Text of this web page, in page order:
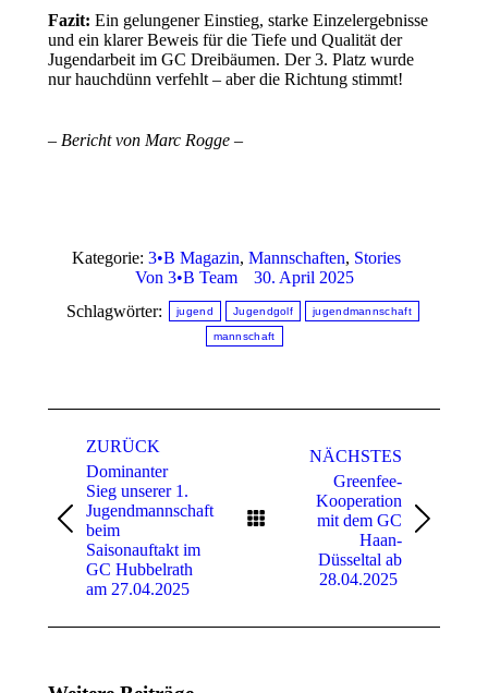
Fazit: Ein gelungener Einstieg, starke Einzelergebnisse
und ein klarer Beweis für die Tiefe und Qualität der
Jugendarbeit im GC Dreibäumen. Der 3. Platz wurde
nur hauchdünn verfehlt – aber die Richtung stimmt!
– Bericht von Marc Rogge –
Kategorie: 3•B Magazin, Mannschaften, Stories
Von 3•B Team
30. April 2025
Schlagwörter:
jugend Jugendgolf jugendmannschaft
mannschaft
ZURÜCK
Vorheriger
Beitrag:
Dominanter
Sieg unserer 1.
Jugendmannschaft
beim
Saisonauftakt im
GC Hubbelrath
am 27.04.2025
NÄCHSTES
Nächster
Greenfee-
Kooperation
mit dem GC
Haan-
Düsseltal ab
28.04.2025